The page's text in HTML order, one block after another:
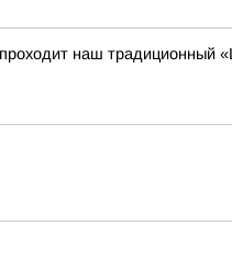
проходит наш традиционный